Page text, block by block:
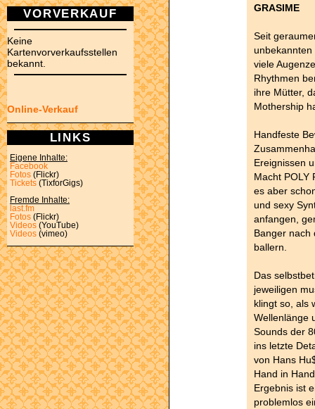
VORVERKAUF
Keine
Kartenvorverkaufsstellen
bekannt.
Online-Verkauf
LINKS
Eigene Inhalte:
Facebook
Fotos (Flickr)
Tickets (TixforGigs)
Fremde Inhalte:
last.fm
Fotos (Flickr)
Videos (YouTube)
Videos (vimeo)
GRASIME
Seit
viele
Rhythmen
ihre Mütter,
Mothership
Handfeste
Ereignissen
Macht POLY
es aber
und sexy
anfangen,
Banger nach
ballern.
Das
jeweiligen
klingt so, als
Wellenlänge
Sounds der
ins letzte
von Hans
Hand in
Ergebnis ist
problemlos